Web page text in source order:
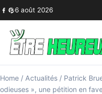
Skip to content
6 août 2026
Home / Actualités / Patrick
odieuses », une pétition en